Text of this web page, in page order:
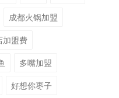
成都火锅加盟
加盟费
多嘴加盟
好想你枣子